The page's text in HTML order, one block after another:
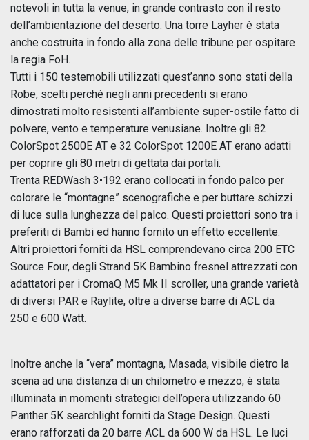
notevoli in tutta la venue, in grande contrasto con il resto
dell’ambientazione del deserto. Una torre Layher è stata
anche costruita in fondo alla zona delle tribune per ospitare
la regia FoH.
Tutti i 150 testemobili utilizzati quest’anno sono stati della
Robe, scelti perché negli anni precedenti si erano
dimostrati molto resistenti all’ambiente super-ostile fatto di
polvere, vento e temperature venusiane. Inoltre gli 82
ColorSpot 2500E AT e 32 ColorSpot 1200E AT erano adatti
per coprire gli 80 metri di gettata dai portali.
Trenta REDWash 3•192 erano collocati in fondo palco per
colorare le “montagne” scenografiche e per buttare schizzi
di luce sulla lunghezza del palco. Questi proiettori sono tra i
preferiti di Bambi ed hanno fornito un effetto eccellente.
Altri proiettori forniti da HSL comprendevano circa 200 ETC
Source Four, degli Strand 5K Bambino fresnel attrezzati con
adattatori per i CromaQ M5 Mk II scroller, una grande varietà
di diversi PAR e Raylite, oltre a diverse barre di ACL da
250 e 600 Watt.
Inoltre anche la “vera” montagna, Masada, visibile dietro la
scena ad una distanza di un chilometro e mezzo, è stata
illuminata in momenti strategici dell’opera utilizzando 60
Panther 5K searchlight forniti da Stage Design. Questi
erano rafforzati da 20 barre ACL da 600 W da HSL. Le luci